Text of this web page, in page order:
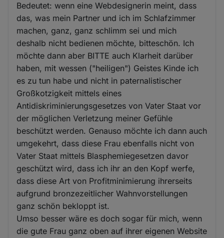
Bedeutet: wenn eine Webdesignerin meint, dass
das, was mein Partner und ich im Schlafzimmer
machen, ganz, ganz schlimm sei und mich
deshalb nicht bedienen möchte, bitteschön. Ich
möchte dann aber BITTE auch Klarheit darüber
haben, mit wessen ("heiligen") Geistes Kinde ich
es zu tun habe und nicht in paternalistischer
Großkotzigkeit mittels eines
Antidiskriminierungsgesetzes von Vater Staat vor
der möglichen Verletzung meiner Gefühle
beschützt werden. Genauso möchte ich dann auch
umgekehrt, dass diese Frau ebenfalls nicht von
Vater Staat mittels Blasphemiegesetzen davor
geschützt wird, dass ich ihr an den Kopf werfe,
dass diese Art von Profitminimierung ihrerseits
aufgrund bronzezeitlicher Wahnvorstellungen
ganz schön bekloppt ist.
Umso besser wäre es doch sogar für mich, wenn
die gute Frau ganz oben auf ihrer eigenen Website